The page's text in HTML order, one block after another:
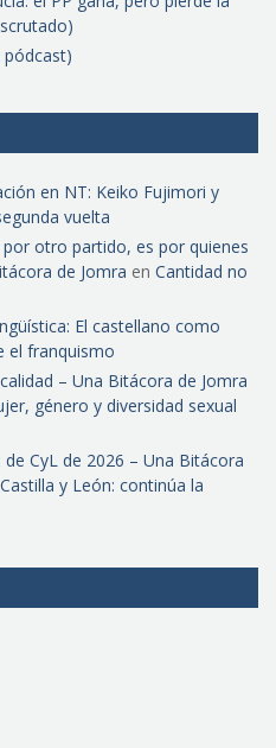
pódcast)
en NT: Keiko Fujimori y
vuelta
otro partido, es por quienes
de Jomra en Cantidad no
El castellano como
el franquismo
– Una Bitácora de Jomra
género y diversidad sexual
CyL de 2026 – Una Bitácora
y León: continúa la